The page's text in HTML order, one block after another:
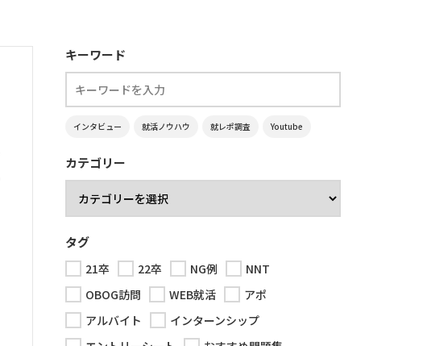
キーワード
インタビュー 就活ノウハウ 就レポ調査 Youtube
カテゴリー
タグ
21卒 22卒 NG例
NNT
OBOG訪問
WEB就活
アポ
アルバイト
インターンシップ